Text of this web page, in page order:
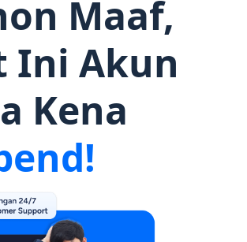
Maaf,
Ini Akun
Kena